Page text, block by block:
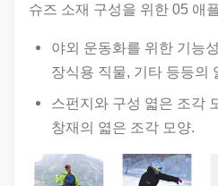
슈즈 소재 구성을 위한 05 애
야외 운동화를 위한 기능
장식용 직물, 기타 등등의
스펀지와 구성 엷은 조각
창재의 엷은 조각 모양.